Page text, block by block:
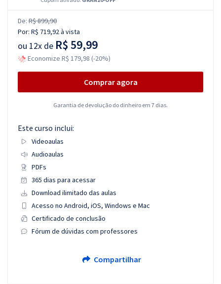
De: R$ 899,90
Por: R$ 719,92à vista
ou 12x de R$ 59,99
Economize R$ 179,98 (-20%)
Comprar agora
Garantia de devolução do dinheiro em 7 dias.
Este curso inclui:
Videoaulas
Audioaulas
PDFs
365 dias para acessar
Download ilimitado das aulas
Acesso no Android, iOS, Windows e Mac
Certificado de conclusão
Fórum de dúvidas com professores
Compartilhar